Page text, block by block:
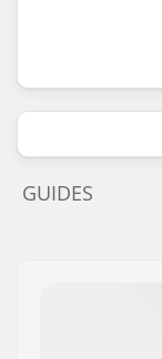
GUIDES